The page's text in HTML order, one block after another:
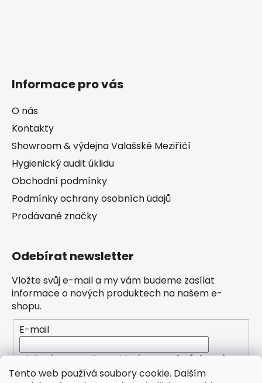
Tento web používá soubory cookie. Dalším
Informace pro vás
O nás
Kontakty
Showroom & výdejna Valašské Meziříčí
Hygienický audit úklidu
Obchodní podmínky
Podmínky ochrany osobních údajů
Prodávané značky
Odebírat newsletter
Vložte svůj e-mail a my vám budeme zasílat
informace o nových produktech na našem e-
shopu.
E-mail
Vložením e-mailu souhlasíte spodmínkami
ochrany osobních údajů